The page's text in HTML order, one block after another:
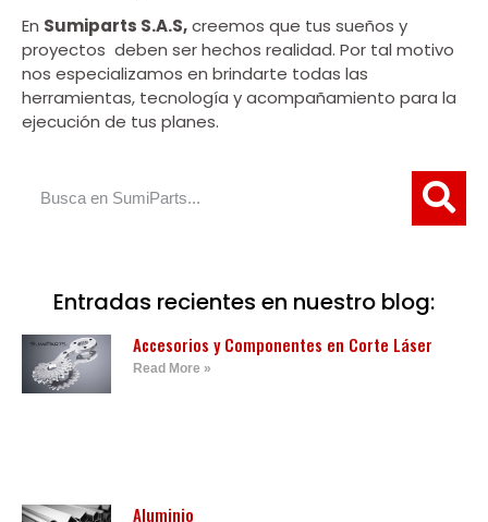
En Sumiparts S.A.S,creemos que tus sueños y
proyectos deben ser hechos realidad. Por tal motivo
nos especializamos en brindarte todas las
herramientas, tecnología y acompañamiento para la
ejecución de tus planes.
Entradas recientes en nuestro blog:
Accesorios y Componentes en Corte Láser
Read More »
Aluminio